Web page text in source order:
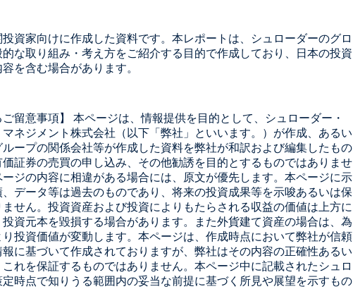
資家向けに作成した資料です。本レポートは、シュローダーのグロ
な取り組み・考え方をご紹介する目的で作成しており、日本の投資
を含む場合があります。
ご留意事項】 本ページは、情報提供を目的として、シュローダー・
ネジメント株式会社（以下「弊社」といいます。）が作成、あるい
ープの関係会社等が作成した資料を弊社が和訳および編集したもの
証券の売買の申し込み、その他勧誘を目的とするものではありませ
ジの内容に相違がある場合には、原文が優先します。本ページに示
データ等は過去のものであり、将来の投資成果等を示唆あるいは保
せん。投資資産および投資によりもたらされる収益の価値は上方に
投資元本を毀損する場合があります。また外貨建て資産の場合は、為
投資価値が変動します。本ページは、作成時点において弊社が信頼
に基づいて作成されておりますが、弊社はその内容の正確性あるい
れを保証するものではありません。本ページ中に記載されたシュロ
時点で知りうる範囲内の妥当な前提に基づく所見や展望を示すもの